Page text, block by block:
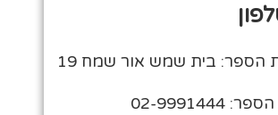
הספר: בית שמש אור שמח 19
9991444